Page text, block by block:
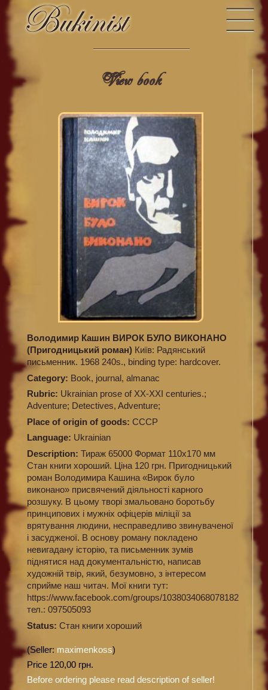
View book
Володимир Кашин ВИРОК БУЛО ВИКОНАНО
(Пригодницький роман) Київ: Радянський
письменник. 1968 240s., binding type: hardcover.
Category: Book, journal, almanac
Rubric: Ukrainian prose of XX-XXI centuries.;
Adventure; Detectives, Adventure;
Place of origin of goods: СССР
Language: Ukrainian
Description: Тираж 65000 Формат 110х170 мм
Стан книги хороший. Ціна 120 грн. Пригодницький
роман Володимира Кашина «Вирок було
виконано» присвячений діяльності карного
розшуку. В цьому творі змальовано боротьбу
принципових і мужніх офіцерів міліції за
врятування людини, несправедливо звинуваченої
і засудженої. В основу роману покладено
невигадану історію, та письменник зумів
піднятися над документальністю, написав
художній твір, який, безумовно, з інтересом
сприйме наш читач. Мої книги тут:
https://www.facebook.com/groups/1038034068078182
тел.: 097505093
Status: Стан книги хороший
(Seller: maximenkoss)
Price 120,00 грн.
Before ordering please read description of seller!